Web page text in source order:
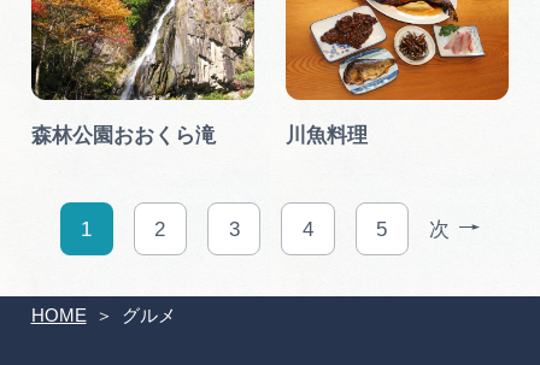
HOME グルメ
森林公園おおくら滝 川魚料理
1 2 3 4 5 次